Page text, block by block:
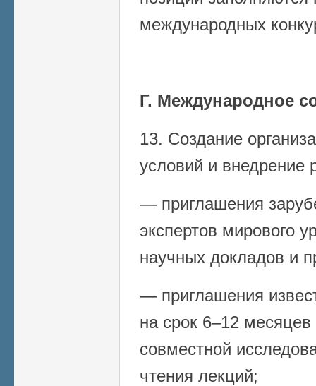
международных
Г. Международное
13. Создание
условий и внедрение
— приглашения
экспертов мирового
научных докладов и
— приглашения
на срок 6–12
совместной
чтения лекций;